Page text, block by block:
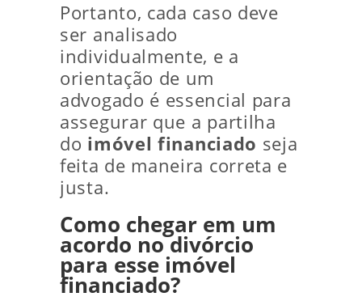
Portanto, cada caso deve
ser analisado
individualmente, e a
orientação de um
advogado é essencial para
assegurar que a partilha
do imóvel financiado seja
feita de maneira correta e
justa.
Como chegar em um
acordo no divórcio
para esse imóvel
financiado?